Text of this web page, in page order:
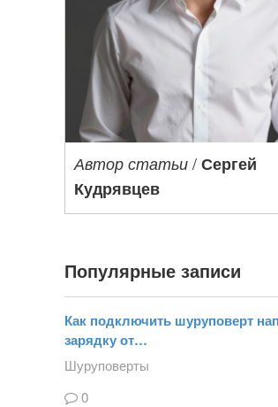
Автор статьи /Сергей
Кудрявцев
Популярные записи
Как подключить шуруповерт
зарядку от…
Шуруповерты
0